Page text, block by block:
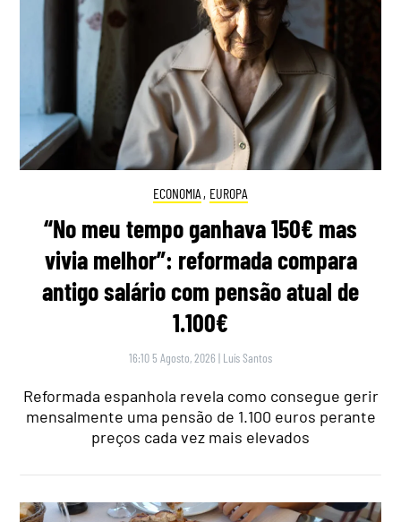
ECONOMIA , EUROPA
“No meu tempo ganhava 150€ mas
vivia melhor”: reformada compara
antigo salário com pensão atual de
1.100€
16:10 5 Agosto, 2026 | Luís Santos
Reformada espanhola revela como consegue gerir
mensalmente uma pensão de 1.100 euros perante
preços cada vez mais elevados